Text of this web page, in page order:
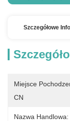
Szczegółowe
Miejsce
CN
Nazwa Handlowa: